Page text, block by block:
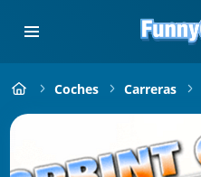
Coches Carreras